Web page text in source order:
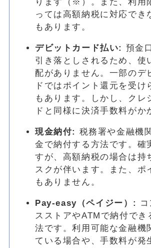
っては高額納税に対応でき
もあります。
デビットカード払い: 預金
引き落としされるため、使
配がありません。一部のデ
ドではポイント還元を受け
もあります。しかし、クレ
ドと同様に決済手数料がか
現金納付: 税務署や金融機
金で納付する方法です。確
すが、高額納税の場合は持
スクが伴います。また、ポ
もありません。
Pay-easy（ペイジー）:
スストアやATMで納付でき
法です。利用可能な金融機
ている場合や、手数料が発